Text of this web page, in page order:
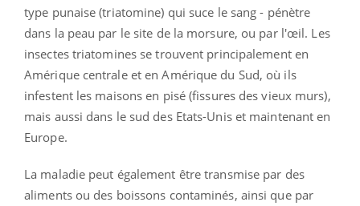
type punaise (triatomine) qui suce le sang - pénètre
dans la peau par le site de la morsure, ou par l'œil. Les
insectes triatomines se trouvent principalement en
Amérique centrale et en Amérique du Sud, où ils
infestent les maisons en pisé (fissures des vieux murs),
mais aussi dans le sud des Etats-Unis et maintenant en
Europe.
La maladie peut également être transmise par des
aliments ou des boissons contaminés, ainsi que par